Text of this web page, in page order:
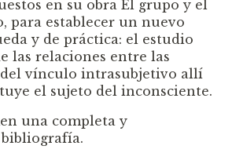
en su obra El grupo y el
para establecer un nuevo
y de práctica: el estudio
las relaciones entre las
vínculo intrasubjetivo allí
el sujeto del inconsciente.
una completa y